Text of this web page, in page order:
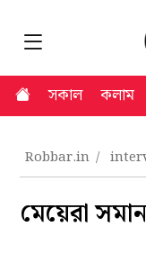
সকাল কলাম
Robbar.in
মেয়েরা